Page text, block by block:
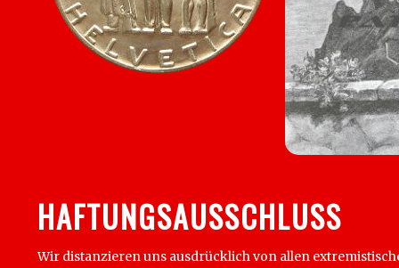
HAFTUNGSAUSSCHLUSS
Wir distanzieren uns ausdrücklich von allen